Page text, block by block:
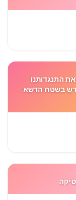
התנגדותנו
בשטח הדשא